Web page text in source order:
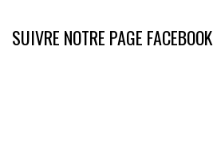
SUIVRE NOTRE PAGE FACEBOOK